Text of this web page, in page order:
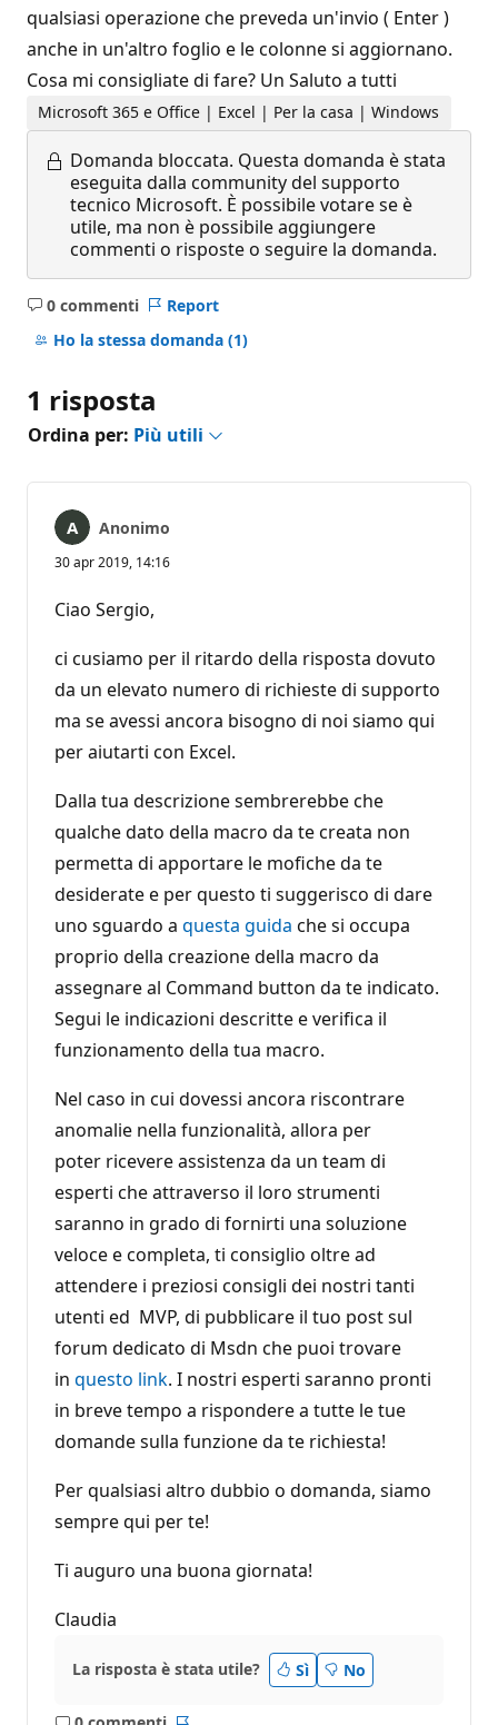
qualsiasi operazione che preveda un'invio ( Enter )
anche in un'altro foglio e le colonne si aggiornano.
Cosa mi consigliate di fare? Un Saluto a tutti
Microsoft 365 e Office | Excel | Per la casa | Windows
Domanda bloccata. Questa domanda è stata
eseguita dalla community del supporto
tecnico Microsoft. È possibile votare se è
utile, ma non è possibile aggiungere
commenti o risposte o seguire la domanda.
0 commenti
Nessun
commento
Report
Ho la stessa domanda (1)
1 risposta
Ordina per: Più utili
Anonimo
30 apr 2019, 14:16
Ciao Sergio,
ci cusiamo per il ritardo della risposta dovuto
da un elevato numero di richieste di supporto
ma se avessi ancora bisogno di noi siamo qui
per aiutarti con Excel.
Dalla tua descrizione sembrerebbe che
qualche dato della macro da te creata non
permetta di apportare le mofiche da te
desiderate e per questo ti suggerisco di dare
uno sguardo a questa guida che si occupa
proprio della creazione della macro da
assegnare al Command button da te indicato.
Segui le indicazioni descritte e verifica il
funzionamento della tua macro.
Nel caso in cui dovessi ancora riscontrare
anomalie nella funzionalità, allora per
poter ricevere assistenza da un team di
esperti che attraverso il loro strumenti
saranno in grado di fornirti una soluzione
veloce e completa, ti consiglio oltre ad
attendere i preziosi consigli dei nostri tanti
utenti ed MVP, di pubblicare il tuo post sul
forum dedicato di Msdn che puoi trovare
in questo link. I nostri esperti saranno pronti
in breve tempo a rispondere a tutte le tue
domande sulla funzione da te richiesta!
Per qualsiasi altro dubbio o domanda, siamo
sempre qui per te!
Ti auguro una buona giornata!
Claudia
La risposta è stata utile? Sì No